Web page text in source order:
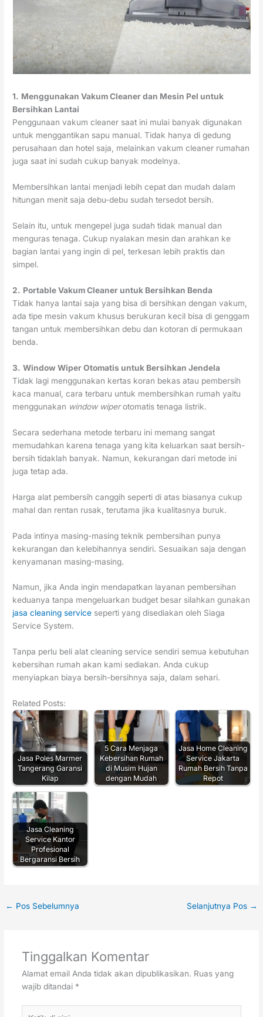
1. Menggunakan Vakum Cleaner dan Mesin Pel untuk
Bersihkan Lantai
Penggunaan vakum cleaner saat ini mulai banyak digunakan
untuk menggantikan sapu manual. Tidak hanya di gedung
perusahaan dan hotel saja, melainkan vakum cleaner rumahan
juga saat ini sudah cukup banyak modelnya.
Membersihkan lantai menjadi lebih cepat dan mudah dalam
hitungan menit saja debu-debu sudah tersedot bersih.
Selain itu, untuk mengepel juga sudah tidak manual dan
menguras tenaga. Cukup nyalakan mesin dan arahkan ke
bagian lantai yang ingin di pel, terkesan lebih praktis dan
simpel.
2. Portable Vakum Cleaner untuk Bersihkan Benda
Tidak hanya lantai saja yang bisa di bersihkan dengan vakum,
ada tipe mesin vakum khusus berukuran kecil bisa di genggam
tangan untuk membersihkan debu dan kotoran di permukaan
benda.
3. Window Wiper Otomatis untuk Bersihkan Jendela
Tidak lagi menggunakan kertas koran bekas atau pembersih
kaca manual, cara terbaru untuk membersihkan rumah yaitu
menggunakan window wiperotomatis tenaga listrik.
Secara sederhana metode terbaru ini memang sangat
memudahkan karena tenaga yang kita keluarkan saat bersih-
bersih tidaklah banyak. Namun, kekurangan dari metode ini
juga tetap ada.
Harga alat pembersih canggih seperti di atas biasanya cukup
mahal dan rentan rusak, terutama jika kualitasnya buruk.
Pada intinya masing-masing teknik pembersihan punya
kekurangan dan kelebihannya sendiri. Sesuaikan saja dengan
kenyamanan masing-masing.
Namun, jika Anda ingin mendapatkan layanan pembersihan
keduanya tanpa mengeluarkan budget besar silahkan gunakan
jasa cleaning service seperti yang disediakan oleh Siaga
Service System.
Tanpa perlu beli alat cleaning service sendiri semua kebutuhan
kebersihan rumah akan kami sediakan. Anda cukup
menyiapkan biaya bersih-bersihnya saja, dalam sehari.
Related Posts:
Jasa Poles Marmer
Tangerang Garansi
Kilap
5 Cara Menjaga
Kebersihan Rumah
di Musim Hujan
dengan Mudah
Jasa Home Cleaning
Service Jakarta
Rumah Bersih Tanpa
Repot
Jasa Cleaning
Service Kantor
Profesional
Bergaransi Bersih
← Pos Sebelumnya Selanjutnya Pos →
Tinggalkan Komentar
Alamat email Anda tidak akan dipublikasikan. Ruas yang
wajib ditandai *